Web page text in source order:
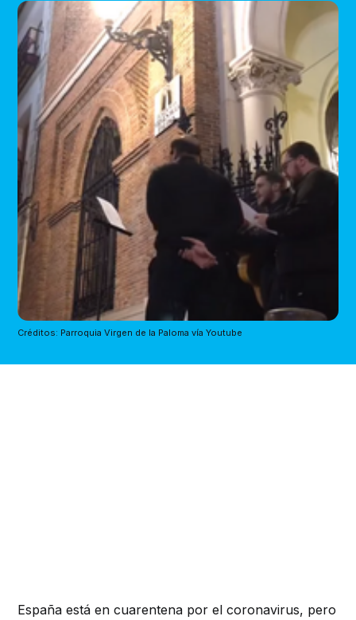
Créditos: Parroquia Virgen de la Paloma vía Youtube
España está en cuarentena por el coronavirus, pero